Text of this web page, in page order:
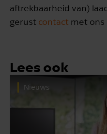
aftrekbaarheid van)
gerust contact met ons
Lees ook
Nieuws